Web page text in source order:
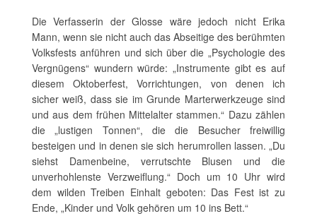
Die Verfasserin der Glosse wäre jedoch nicht Erika
Mann, wenn sie nicht auch das Abseitige des berühmten
Volksfests anführen und sich über die „Psychologie des
Vergnügens“ wundern würde: „Instrumente gibt es auf
diesem Oktoberfest, Vorrichtungen, von denen ich
sicher weiß, dass sie im Grunde Marterwerkzeuge sind
und aus dem frühen Mittelalter stammen.“ Dazu zählen
die „lustigen Tonnen“, die die Besucher freiwillig
besteigen und in denen sie sich herumrollen lassen. „Du
siehst Damenbeine, verrutschte Blusen und die
unverhohlenste Verzweiflung.“ Doch um 10 Uhr wird
dem wilden Treiben Einhalt geboten: Das Fest ist zu
Ende, „Kinder und Volk gehören um 10 ins Bett.“